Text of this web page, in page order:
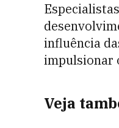
influência
impulsionar
Veja